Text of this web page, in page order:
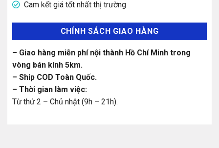
Cam kết giá tốt nhất thị trường
CHÍNH SÁCH GIAO HÀNG
– Giao hàng miễn phí nội thành Hồ Chí Minh trong
vòng bán kính 5km.
– Ship COD Toàn Quốc.
– Thời gian làm việc:
Từ thứ 2 – Chủ nhật (9h – 21h).